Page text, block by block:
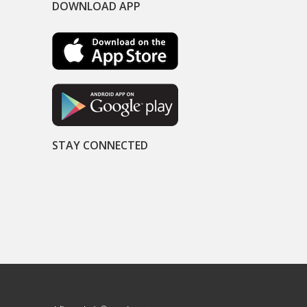
DOWNLOAD APP
STAY CONNECTED